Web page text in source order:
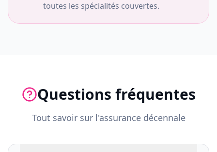
toutes les spécialités couvertes.
Questions fréquentes
Tout savoir sur l'assurance décennale